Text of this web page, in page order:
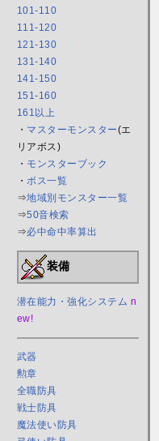
101-110
111-120
121-130
131-140
141-150
151-160
161以上
・ マスターモンスター(エ
リアボス)
・ モンスターブック
・ ボス一覧
⇒地域別モンスター一覧
⇒50音検索
⇒必中命中率算出
装備
潜在能力・強化システム n
ew!
武器
勲章
全職防具
戦士防具
魔法使い防具